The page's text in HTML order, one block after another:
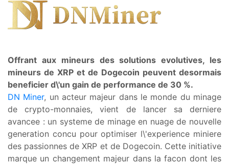
Offrant aux mineurs des solutions evolutives, les
mineurs de XRP et de Dogecoin peuvent desormais
beneficier d\'un gain de performance de 30 %.
DN Miner, un acteur majeur dans le monde du minage
de crypto-monnaies, vient de lancer sa derniere
avancee : un systeme de minage en nuage de nouvelle
generation concu pour optimiser l\'experience miniere
des passionnes de XRP et de Dogecoin. Cette initiative
marque un changement majeur dans la facon dont les